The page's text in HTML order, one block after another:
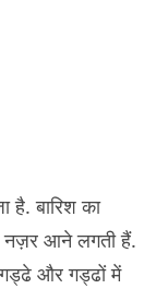
है. बारिश का
नज़र आने लगती हैं.
गड्ढे और गड्ढों में